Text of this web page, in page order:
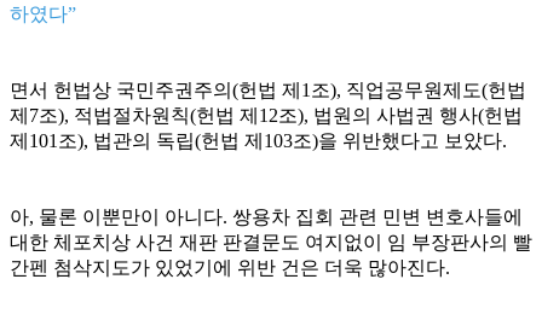
하였다”
면서 헌법상 국민주권주의(헌법 제1조), 직업공무원제도(헌법
제7조), 적법절차원칙(헌법 제12조), 법원의 사법권 행사(헌법
제101조), 법관의 독립(헌법 제103조)을 위반했다고 보았다.
아, 물론 이뿐만이 아니다. 쌍용차 집회 관련 민변 변호사들에
대한 체포치상 사건 재판 판결문도 여지없이 임 부장판사의 빨
간펜 첨삭지도가 있었기에 위반 건은 더욱 많아진다.